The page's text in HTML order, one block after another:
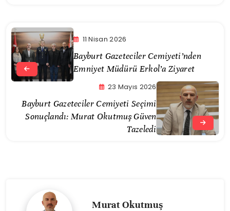
11 Nisan 2026
Bayburt Gazeteciler Cemiyeti’nden
Emniyet Müdürü Erkol’a Ziyaret
23 Mayıs 2026
Bayburt Gazeteciler Cemiyeti Seçimi
Sonuçlandı: Murat Okutmuş Güven
Tazeledi
Murat Okutmuş